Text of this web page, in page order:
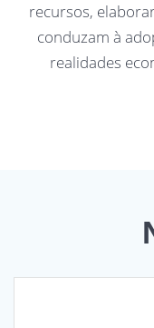
recursos,
conduzam à
realidades